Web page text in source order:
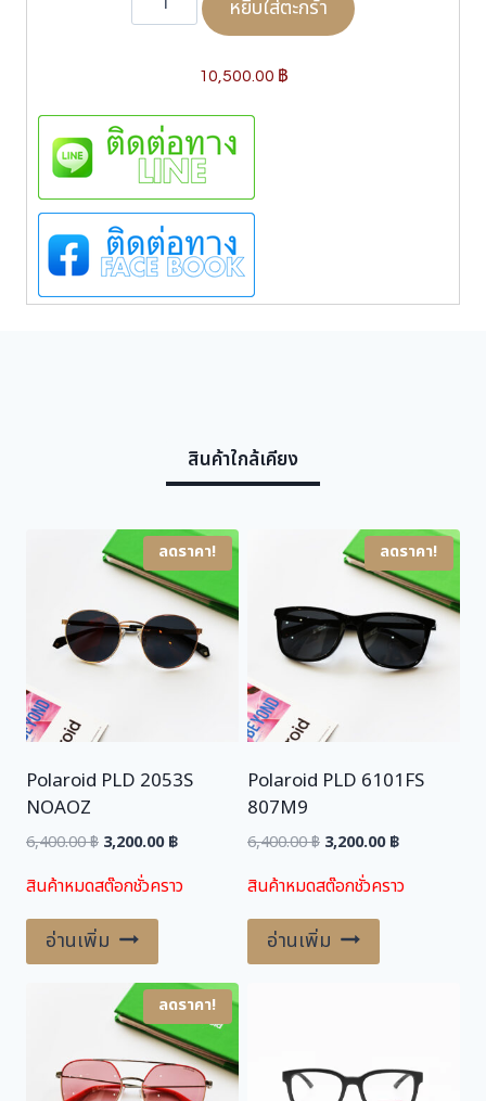
a
d
S
P
0
1
U
หยิบใส่ตะกร้า
10,500.00 ฿
สินค้าใกล้เคียง
ลดราคา!
Polaroid PLD 2053S
NOAOZ
6,400.00฿ Original
was:
6,400.00 ฿.
3,200.00฿
is:
3,200.00 ฿.
สินค้าหมดสต๊อกชั่วคราว
อ่านเพิ่ม
ลดราคา!
Polaroid PLD 6101FS
807M9
6,400.00฿ Original
was:
6,400.00 ฿.
3,200.00฿
is:
สินค้าหมดสต๊อกชั่วคราว
อ่านเพิ่ม
ลดราคา!